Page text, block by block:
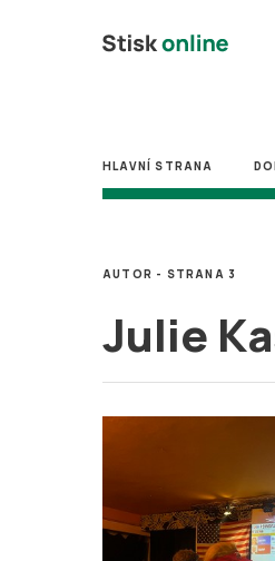
HLAVNÍ STRANA
Julie
AUTOR - STRANA 3